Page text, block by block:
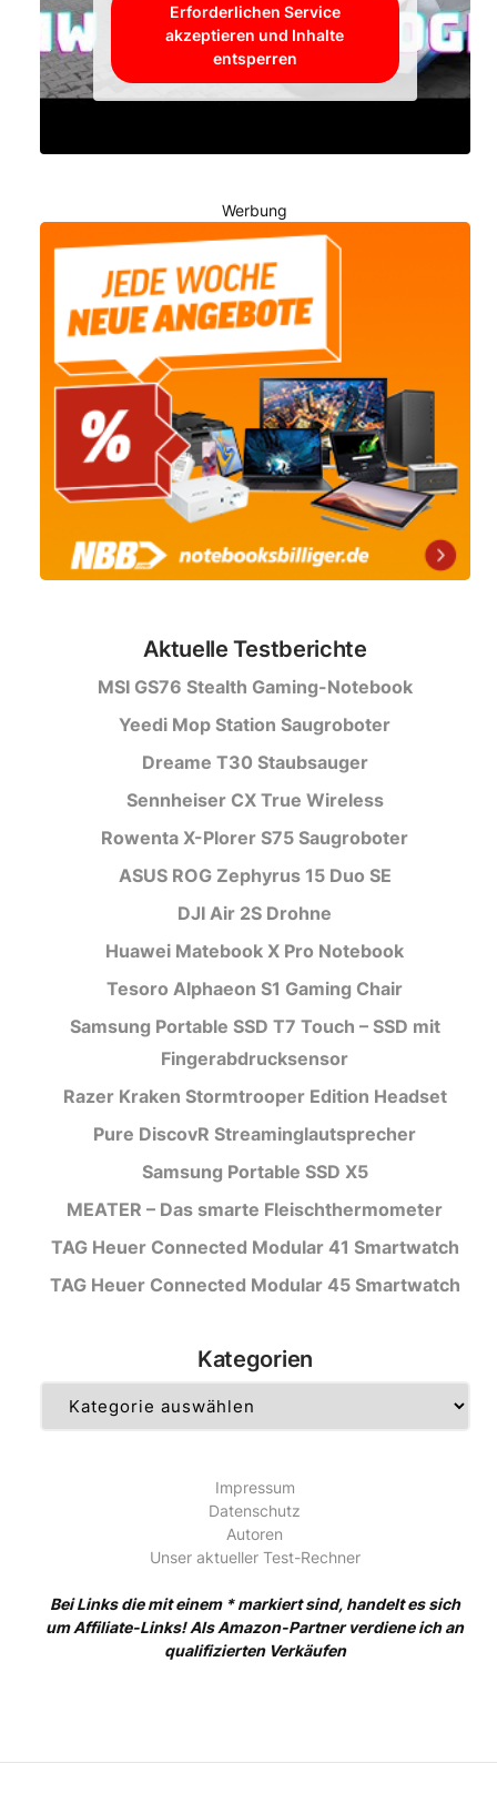
Erforderlichen Service
akzeptieren und Inhalte
entsperren
Werbung
Aktuelle Testberichte
MSI GS76 Stealth Gaming-Notebook
Yeedi Mop Station Saugroboter
Dreame T30 Staubsauger
Sennheiser CX True Wireless
Rowenta X-Plorer S75 Saugroboter
ASUS ROG Zephyrus 15 Duo SE
DJI Air 2S Drohne
Huawei Matebook X Pro Notebook
Tesoro Alphaeon S1 Gaming Chair
Samsung Portable SSD T7 Touch – SSD mit
Fingerabdrucksensor
Razer Kraken Stormtrooper Edition Headset
Pure DiscovR Streaminglautsprecher
Samsung Portable SSD X5
MEATER – Das smarte Fleischthermometer
TAG Heuer Connected Modular 41 Smartwatch
TAG Heuer Connected Modular 45 Smartwatch
Kategorien
Impressum
Datenschutz
Autoren
Unser aktueller Test-Rechner
Bei Links die mit einem * markiert sind, handelt es sich
um Affiliate-Links! Als Amazon-Partner verdiene ich an
qualifizierten Verkäufen